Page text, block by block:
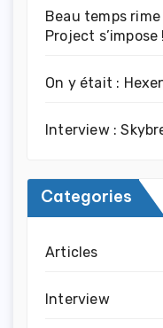
Beau temps
Project s’impose !
On y était :
Interview :
Categories
Articles
Interview